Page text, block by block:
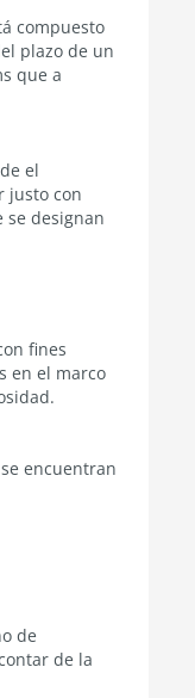
compuesto
plazo de un
que a
el
justo con
se designan
fines
en el marco
encuentran
de
de la